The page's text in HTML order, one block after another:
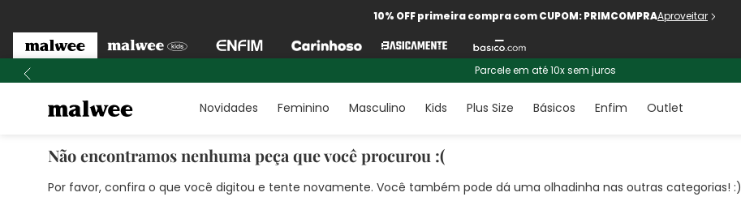
10% OFF primeira compra com CUPOM: PRIMCOMPRAAproveitar
Parcele em até 10x sem juros
Novidades Feminino Masculino Kids Plus Size Básicos Enfim Outlet
Não encontramos nenhuma peça que você procurou :(
Por favor, confira o que você digitou e tente novamente. Você também pode dá uma olhadinha nas outras categorias! :)